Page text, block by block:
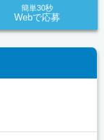
簡単30秒
Webで応募